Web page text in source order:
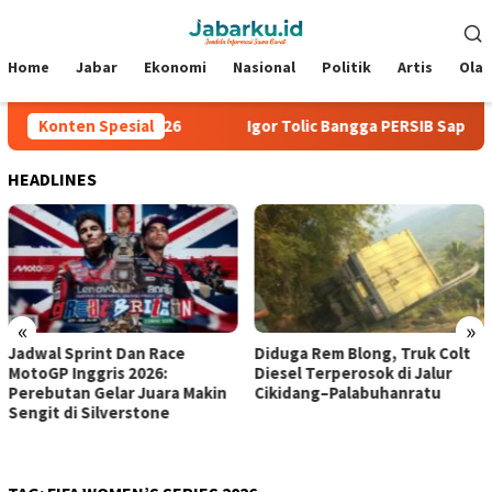
Mobile
Home Jabar Ekonomi Nasional Politik Artis
Konten Spesial
Presiden 2026 Igor Tolic Bangga PERSIB Sapu
HEADLINES
« »
Jadwal Sprint Dan Race
MotoGP Inggris 2026:
Perebutan Gelar Juara Makin
Sengit di Silverstone
Diduga Rem Blong, Truk Colt
Diesel Terperosok di Jalur
Cikidang–Palabuhanratu